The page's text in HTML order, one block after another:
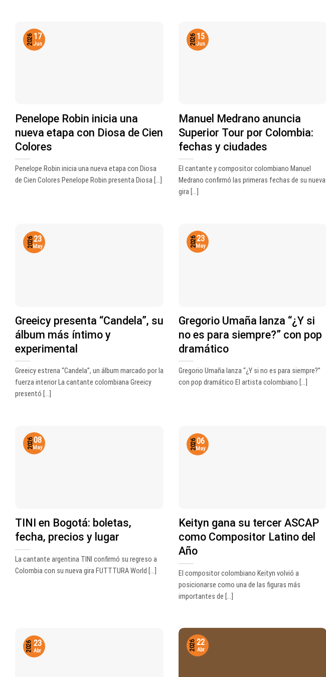
Penelope Robin inicia una
nueva etapa con Diosa de Cien
Colores
Penelope Robin inicia una nueva etapa con Diosa
de Cien Colores Penelope Robin presenta Diosa [...]
17
Jun
2026
Manuel Medrano anuncia
Superior Tour por Colombia:
fechas y ciudades
El cantante y compositor colombiano Manuel
Medrano confirmó las primeras fechas de su nueva
gira [...]
15
Jun
2026
Greeicy presenta “Candela”, su
álbum más íntimo y
experimental
Greeicy estrena “Candela”, un álbum marcado por la
fuerza interior La cantante colombiana Greeicy
presentó [...]
23
May
2026
Gregorio Umaña lanza “¿Y si
no es para siempre?” con pop
dramático
Gregorio Umaña lanza “¿Y si no es para siempre?”
con pop dramático El artista colombiano [...]
23
May
2026
TINI en Bogotá: boletas,
fecha, precios y lugar
La cantante argentina TINI confirmó su regreso a
Colombia con su nueva gira FUTTTURA World [...]
08
May
2026
Keityn gana su tercer ASCAP
como Compositor Latino del
Año
El compositor colombiano Keityn volvió a
posicionarse como una de las figuras más
importantes de [...]
06
May
2026
23
Abr
2026 22
Abr
2026